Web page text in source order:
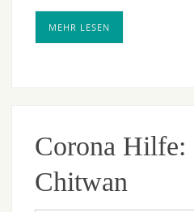
MEHR LESEN
Corona Hilfe:
Chitwan